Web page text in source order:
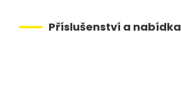
Příslušenství a nabídka